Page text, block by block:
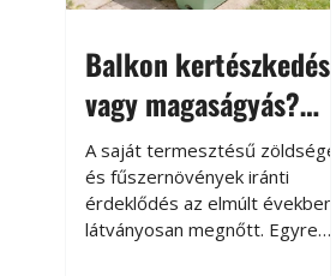
Balkon kertészkedés
vagy magaságyás?
Helytakarékos
kertészkedés
A saját termesztésű zöldségek
és fűszernövények iránti
érdeklődés az elmúlt években
látványosan megnőtt. Egyre